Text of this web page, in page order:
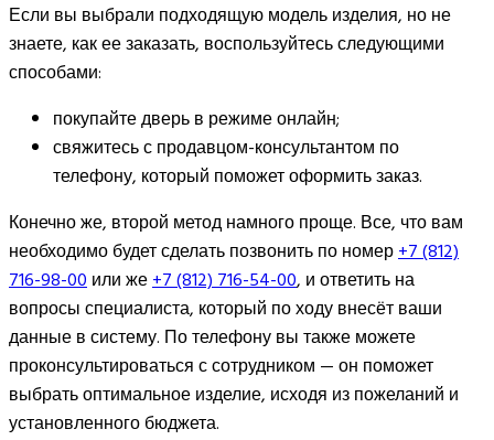
Если вы выбрали подходящую модель изделия, но не
знаете, как ее заказать, воспользуйтесь следующими
способами:
покупайте дверь в режиме онлайн;
свяжитесь с продавцом-консультантом по
телефону, который поможет оформить заказ.
Конечно же, второй метод намного проще. Все, что вам
необходимо будет сделать позвонить по номер+7 (812)
716-98-00или же+7 (812) 716-54-00, и ответить на
вопросы специалиста, который по ходу внесёт ваши
данные в систему. По телефону вы также можете
проконсультироваться с сотрудником — он поможет
выбрать оптимальное изделие, исходя из пожеланий и
установленного бюджета.